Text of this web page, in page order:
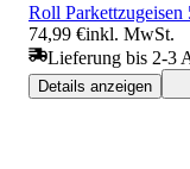
Roll Parkettzugeisen
74,99 €inkl. MwSt.
Lieferung bis 2-3
Details anzeigen